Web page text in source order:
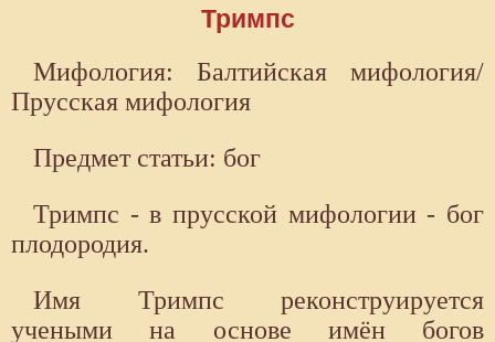
Тримпс
Мифология: Балтийская мифология/
Прусская мифология
Предмет статьи: бог
Тримпс - в прусской мифологии - бог
плодородия.
Имя Тримпс реконструируется
учеными на основе имён богов